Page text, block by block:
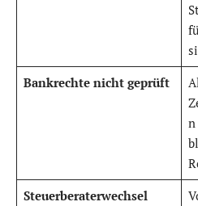
Bankrechte nicht geprüft
n
Steuerberaterwechsel